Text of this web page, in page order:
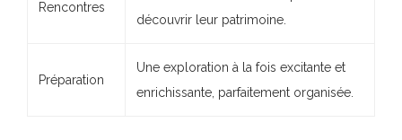
Rencontres
découvrir leur patrimoine.
Préparation
Une exploration à la fois excitante et
enrichissante, parfaitement organisée.